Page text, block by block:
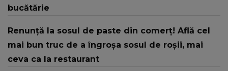
bucătărie
Renunță la sosul de paste din comerț! Află cel
mai bun truc de a îngroșa sosul de roșii, mai
ceva ca la restaurant